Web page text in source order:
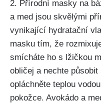
2. Přírodní masky na
a med jsou ‍skvělými
vynikající hydratační
masku tím, že
smícháte ho s‍ lžičkou
obličej a nechte
opláchněte teplou
pokožce.‍ Avokádo ​a